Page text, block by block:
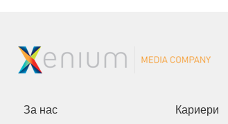
За нас Кариери